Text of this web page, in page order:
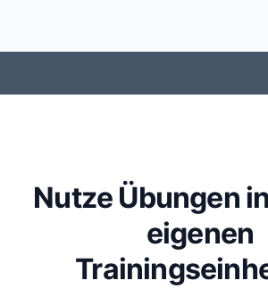
Nutze Übungen
eigenen